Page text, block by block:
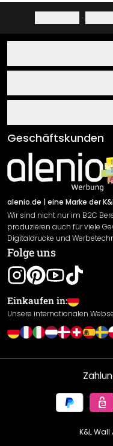
·
Über uns
Klebe- und
Newsletter An-/
Sendungsverfolgung
AGB
Impressum
Versand & Zahlung
Rücksendung
Widerrufsrecht
Gewährleistung
Leistungserklärung /
Cookie Einstellungen
Geschäftskunden
alenio.de | eine Marke der
Wir sind nicht nur im B2C
produzieren auch für viele
Digitaldrucke und
Folge uns
Einkaufen in:
Unsere internationalen
K&L